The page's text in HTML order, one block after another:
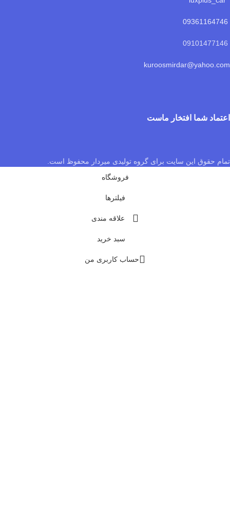
09361164746
kuroosmirdar@yahoo.com
اعتماد شما افتخار ماست
تمام حقوق این سایت برای گروه تولیدی میردار محفوظ است.
فروشگاه
فیلترها
علاقه مندی
سبد خرید
حساب کاربری من